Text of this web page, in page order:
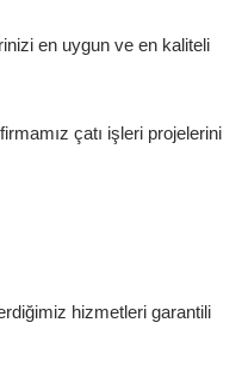
en uygun ve en kaliteli
çatı işleri projelerini
hizmetleri garantili